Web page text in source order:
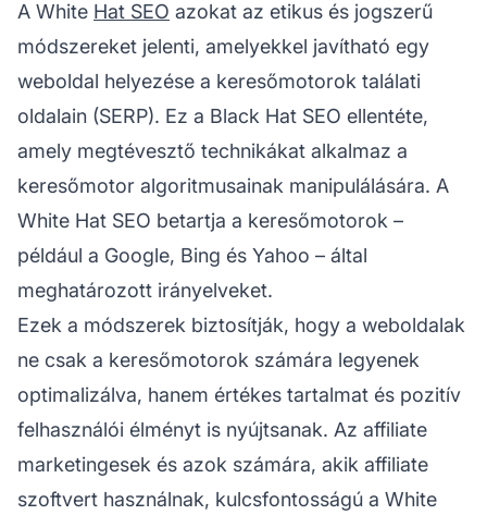
A White Hat SEO azokat az etikus és jogszerű
módszereket jelenti, amelyekkel javítható egy
weboldal helyezése a keresőmotorok találati
oldalain (SERP). Ez a Black Hat SEO ellentéte,
amely megtévesztő technikákat alkalmaz a
keresőmotor algoritmusainak manipulálására. A
White Hat SEO betartja a keresőmotorok –
például a Google, Bing és Yahoo – által
meghatározott irányelveket.
Ezek a módszerek biztosítják, hogy a weboldalak
ne csak a keresőmotorok számára legyenek
optimalizálva, hanem értékes tartalmat és pozitív
felhasználói élményt is nyújtsanak. Az affiliate
marketingesek és azok számára, akik affiliate
szoftvert használnak, kulcsfontosságú a White